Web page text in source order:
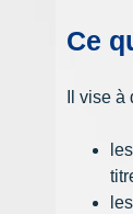
Ce
Il vise